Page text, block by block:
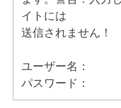
イトには
送信されません！
ユーザー名：
パスワード：